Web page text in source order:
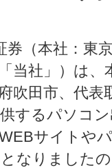
券（本社：東
当社」）は
府吹田市、代
するパソコ
サイトや
なりました